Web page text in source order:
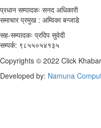
प्रधान सम्पादकः सनद अधिकारी
समाचार प्रमुख : अम्विका बन्जाडे
सह-सम्पादकः प्रदिप सुवेदी
सम्पर्क: ९८५५०५४१३५
Copyrights © 2022 Click
Developed by: Namuna